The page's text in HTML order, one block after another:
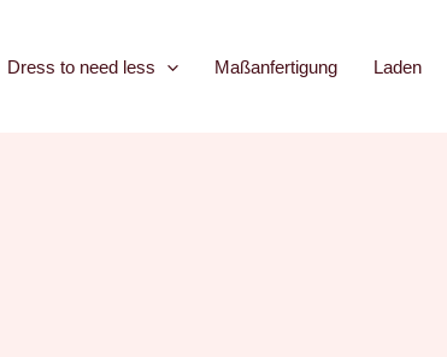
Dress to need less Maßanfertigung Laden